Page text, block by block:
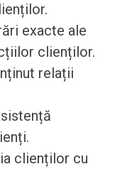
exacte ale
clienților.
relații
clienților cu